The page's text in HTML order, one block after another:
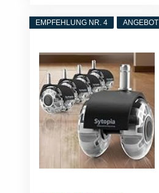
ANGEBOT
EMPFEHLUNG NR. 4